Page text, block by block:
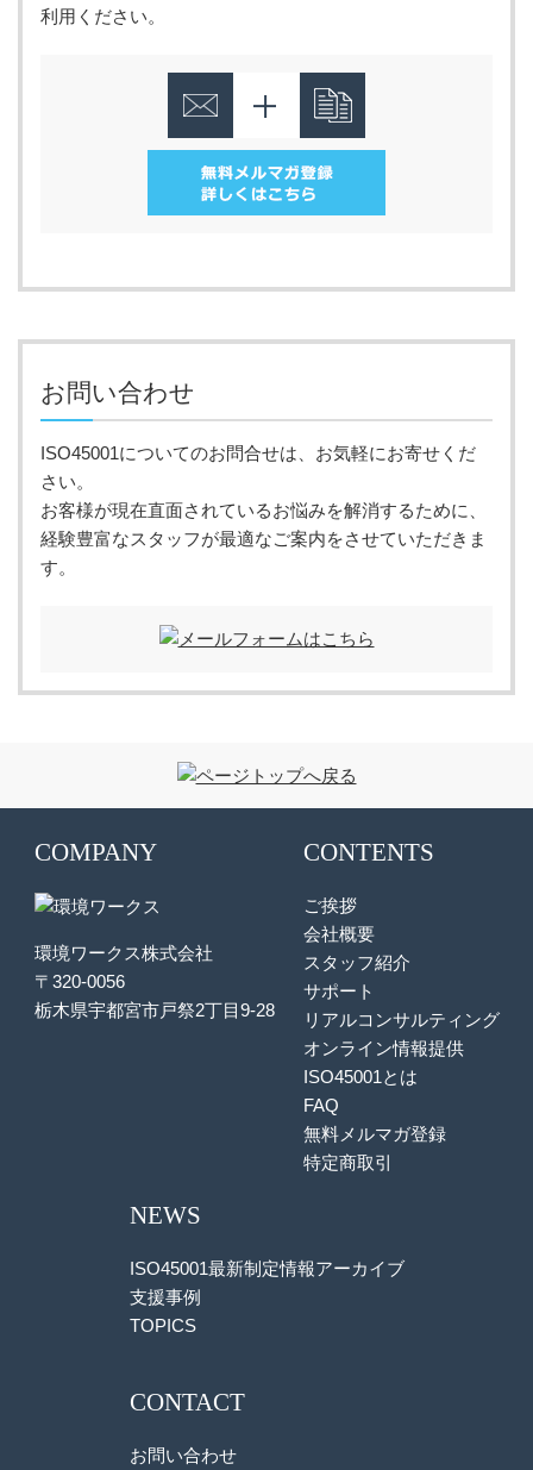
利用ください。
お問い合わせ
ISO45001についてのお問合せは、お気軽にお寄せくだ
さい。
お客様が現在直面されているお悩みを解消するために、
経験豊富なスタッフが最適なご案内をさせていただきま
す。
COMPANY
環境ワークス株式会社
〒320-0056
栃木県宇都宮市戸祭2丁目9-28
CONTENTS
ご挨拶
会社概要
スタッフ紹介
サポート
リアルコンサルティング
オンライン情報提供
ISO45001とは
FAQ
無料メルマガ登録
特定商取引
NEWS
ISO45001最新制定情報アーカイブ
支援事例
TOPICS
CONTACT
お問い合わせ